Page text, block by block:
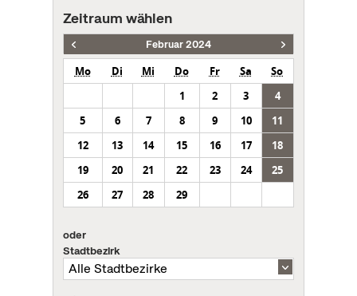
Zeitraum wählen
Februar 2024
Mo Di Mi Do Fr Sa
So
1
2 3
4
5
6 7 8 9 10
11
12
13 14 15 16 17
18
19
20 21 22 23 24
25
26
27 28 29
oder
Stadtbezirk